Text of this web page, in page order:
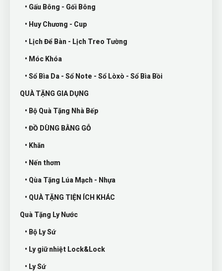
• Gấu Bông - Gối Bông
• Huy Chương - Cup
• Lịch Để Bàn - Lịch Treo Tường
• Móc Khóa
• Sổ Bìa Da - Sổ Note - Sổ Lòxò - Sổ Bìa Bồi
QUÀ TẶNG GIA DỤNG
• Bộ Quà Tặng Nhà Bếp
• ĐỒ DÙNG BẰNG GỖ
• Khăn
• Nến thơm
• Qùa Tặng Lúa Mạch - Nhựa
• QUÀ TẶNG TIỆN ÍCH KHÁC
Quà Tặng Ly Nước
• Bộ Ly Sứ
• Ly giữ nhiệt Lock&Lock
• Ly Sứ